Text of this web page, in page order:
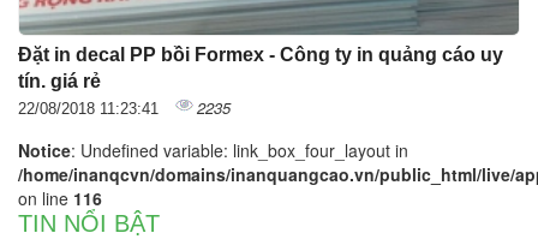
Đặt in decal PP bồi Formex - Công ty in quảng cáo uy
tín. giá rẻ
22/08/2018 11:23:41 2235
Notice: Undefined variable: link_box_four_layout in
/home/inanqcvn/domains/inanquangcao.vn/public_html/live/
on line 116
TIN NỔI BẬT